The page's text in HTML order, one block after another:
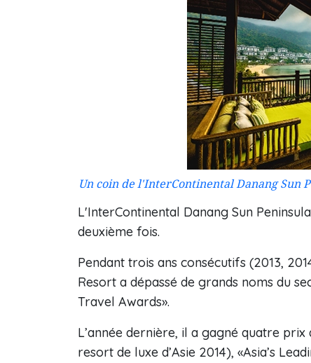
Un coin de l'InterContinental Danang Sun
L'InterContinental Danang Sun
deuxième fois.
Pendant trois ans consécutifs (2013,
Resort a dépassé de grands noms du
Travel Awards».
L’année dernière, il a gagné quatre prix
resort de luxe d’Asie 2014), «Asia’s